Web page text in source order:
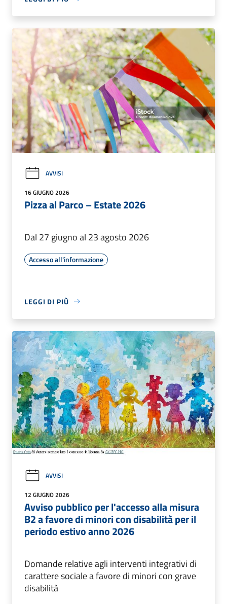
AVVISI
16 GIUGNO 2026
Pizza al Parco – Estate 2026
Dal 27 giugno al 23 agosto 2026
Accesso all'informazione
LEGGI DI PIÙ
AVVISI
12 GIUGNO 2026
Avviso pubblico per l'accesso alla misura
B2 a favore di minori con disabilità per il
periodo estivo anno 2026
Domande relative agli interventi integrativi di
carattere sociale a favore di minori con grave
disabilità